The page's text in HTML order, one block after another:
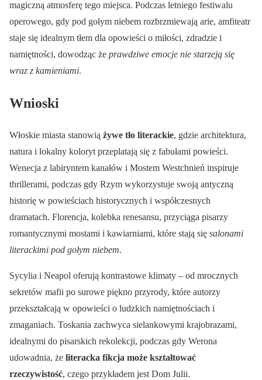
magiczną atmosferę tego miejsca. Podczas letniego festiwalu
operowego, gdy pod gołym niebem rozbrzmiewają arie, amfiteatr
staje się idealnym tłem dla opowieści o miłości, zdradzie i
namiętności, dowodząc że prawdziwe emocje nie starzeją się
wraz z kamieniami.
Wnioski
Włoskie miasta stanowią żywe tło literackie, gdzie architektura,
natura i lokalny koloryt przeplatają się z fabułami powieści.
Wenecja z labiryntem kanałów i Mostem Westchnień inspiruje
thrillerami, podczas gdy Rzym wykorzystuje swoją antyczną
historię w powieściach historycznych i współczesnych
dramatach. Florencja, kolebka renesansu, przyciąga pisarzy
romantycznymi mostami i kawiarniami, które stają się salonami
literackimi pod gołym niebem.
Sycylia i Neapol oferują kontrastowe klimaty – od mrocznych
sekretów mafii po surowe piękno przyrody, które autorzy
przekształcają w opowieści o ludzkich namiętnościach i
zmaganiach. Toskania zachwyca sielankowymi krajobrazami,
idealnymi do pisarskich rekolekcji, podczas gdy Werona
udowadnia, że literacka fikcja może kształtować
rzeczywistość, czego przykładem jest Dom Julii.